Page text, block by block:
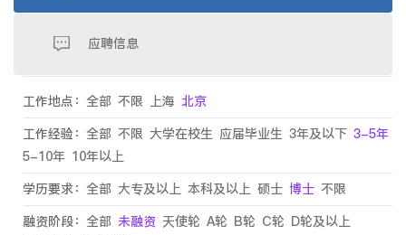
应聘信息
工作地点： 全部 不限 上海 北京
工作经验： 全部 不限 大学在校生 应届毕业生 3年及以下 3-5年
5-10年 10年以上
学历要求： 全部 大专及以上 本科及以上 硕士 博士 不限
融资阶段： 全部 未融资 天使轮 A轮 B轮 C轮 D轮及以上